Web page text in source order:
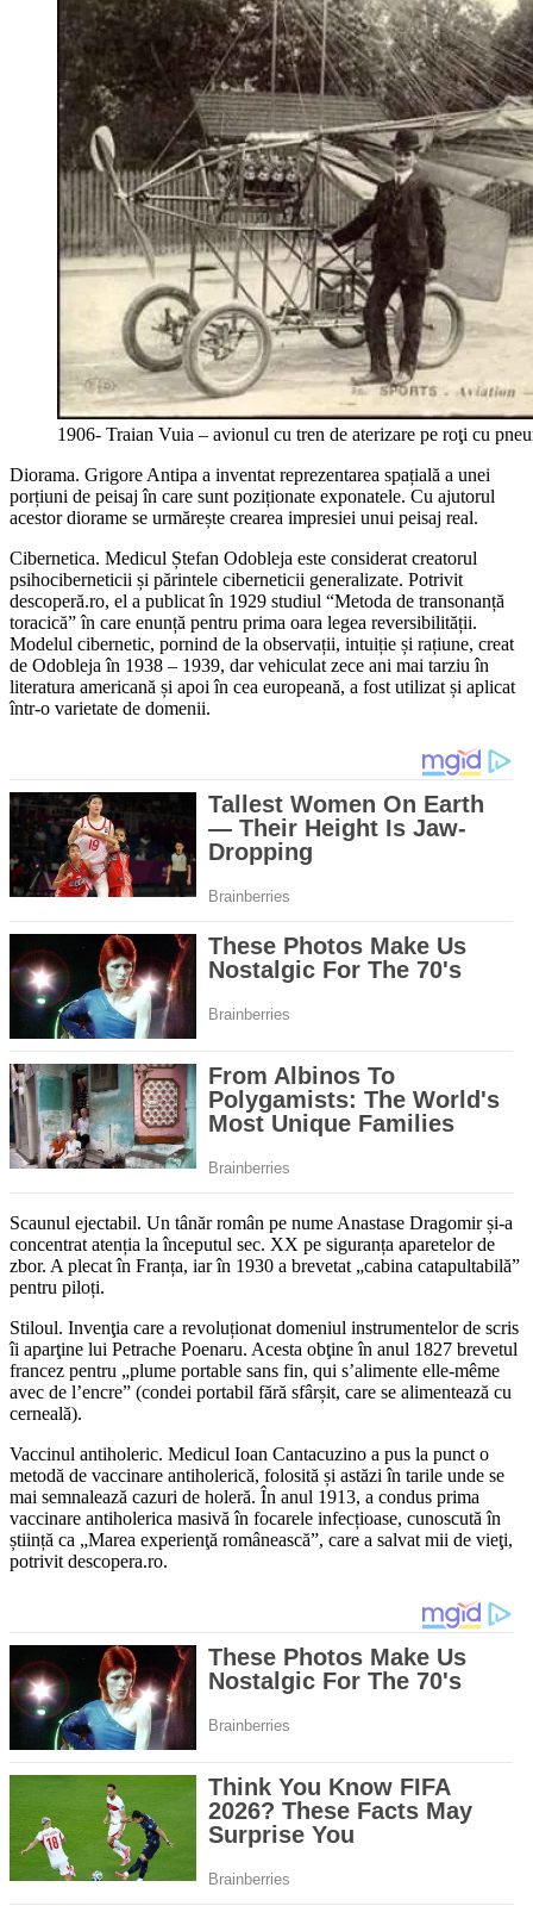
1906- Traian Vuia – avionul cu tren de aterizare pe roţi cu
Diorama. Grigore Antipa a inventat reprezentarea spațială a unei
porțiuni de peisaj în care sunt poziționate exponatele. Cu ajutorul
acestor diorame se urmărește crearea impresiei unui peisaj real.
Cibernetica. Medicul Ștefan Odobleja este considerat creatorul
psihociberneticii și părintele ciberneticii generalizate. Potrivit
descoperă.ro, el a publicat în 1929 studiul “Metoda de transonanță
toracică” în care enunță pentru prima oara legea reversibilității.
Modelul cibernetic, pornind de la observații, intuiție și rațiune, creat
de Odobleja în 1938 – 1939, dar vehiculat zece ani mai tarziu în
literatura americană și apoi în cea europeană, a fost utilizat și aplicat
într-o varietate de domenii.
Scaunul ejectabil. Un tânăr român pe nume Anastase Dragomir și-a
concentrat atenția la începutul sec. XX pe siguranța aparetelor de
zbor. A plecat în Franța, iar în 1930 a brevetat „cabina catapultabilă”
pentru piloți.
Stiloul. Invenţia care a revoluționat domeniul instrumentelor de scris
îi aparţine lui Petrache Poenaru. Acesta obţine în anul 1827 brevetul
francez pentru „plume portable sans fin, qui s’alimente elle-même
avec de l’encre” (condei portabil fără sfârșit, care se alimentează cu
cerneală).
Vaccinul antiholeric. Medicul Ioan Cantacuzino a pus la punct o
metodă de vaccinare antiholerică, folosită și astăzi în tarile unde se
mai semnalează cazuri de holeră. În anul 1913, a condus prima
vaccinare antiholerica masivă în focarele infecțioase, cunoscută în
știință ca „Marea experienţă românească”, care a salvat mii de vieţi,
potrivit descopera.ro.